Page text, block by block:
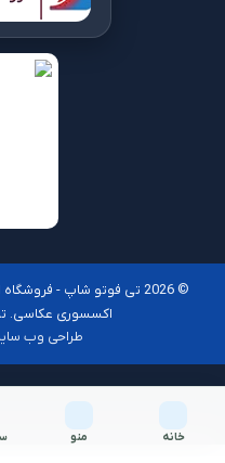
© 2026 تی فوتو شاپ -
اکسسوری عکاسی.
طراحی وب
خانه منو